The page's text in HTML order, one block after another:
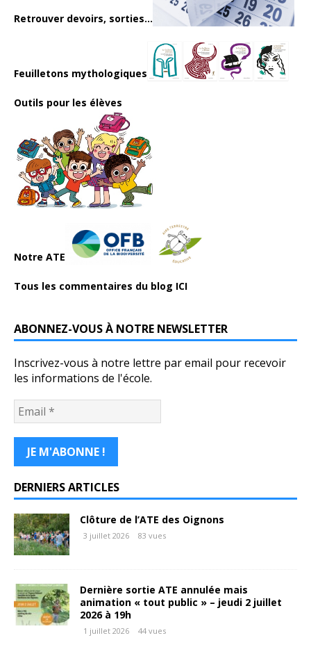
Retrouver devoirs, sorties...
Feuilletons mythologiques
Outils pour les élèves
Notre ATE
Tous les commentaires du blog ICI
ABONNEZ-VOUS À NOTRE NEWSLETTER
Inscrivez-vous à notre lettre par email pour recevoir
les informations de l'école.
DERNIERS ARTICLES
Clôture de l’ATE des Oignons
3 juillet 2026 83 vues
Dernière sortie ATE annulée mais
animation « tout public » – jeudi 2 juillet
2026 à 19h
1 juillet 2026 44 vues